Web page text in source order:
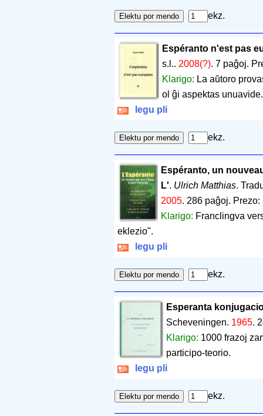
ekz.
Espéranto n'est pas
s.l.. 2008(?). 7 paĝoj.
Klarigo: La aŭtoro
ol ĝi aspektas unuavide.
legu pli
ekz.
Espéranto, un
L'. Ulrich Matthias.
2005. 286 paĝoj. Prezo:
Klarigo: Franclingva
eklezio".
legu pli
ekz.
Esperanta
Scheveningen. 1965.
Klarigo: 1000 frazoj
participo-teorio.
legu pli
ekz.